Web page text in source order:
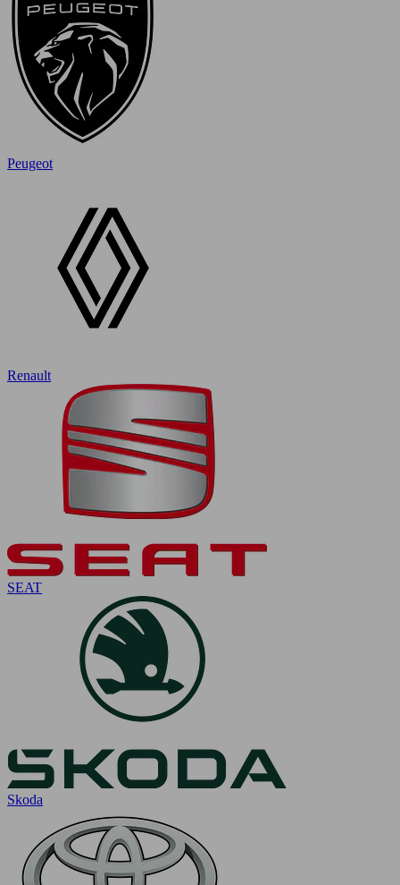
Peugeot
Renault
SEAT
Skoda